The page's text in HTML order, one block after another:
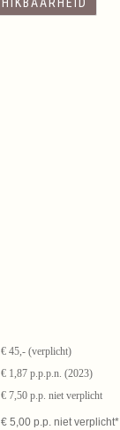
€ 45,- (verplicht)
€ 1,87 p.p.p.n. (2023)
€ 7,50 p.p. niet verplicht
€ 5,00 p.p. niet verplicht*